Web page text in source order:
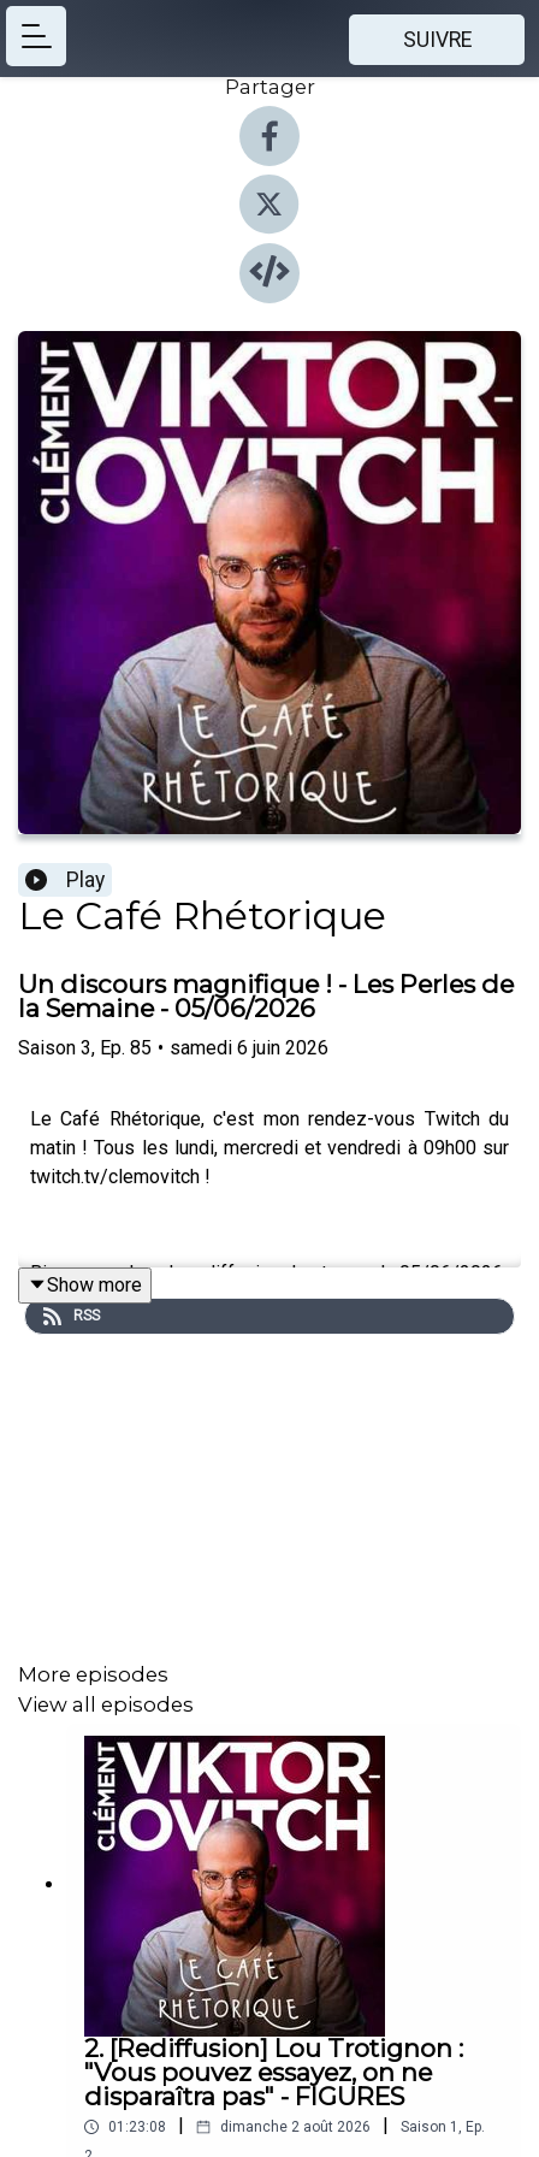
SUIVRE
Partager
Play
Le Café Rhétorique
Un discours magnifique ! - Les Perles de
la Semaine - 05/06/2026
Saison 3, Ep. 85 • samedi 6 juin 2026
Le Café Rhétorique, c'est mon rendez-vous Twitch du
matin ! Tous les lundi, mercredi et vendredi à 09h00 sur
twitch.tv/clemovitch !
Bienvenue dans la rediffusion du stream du 05/06/2026
💬 Discord : discord.gg/clemovitch-
922206054308266014
Show more
RSS
More episodes
View all episodes
2. [Rediffusion] Lou Trotignon :
"Vous pouvez essayez, on ne
disparaîtra pas" - FIGURES
01:23:08 dimanche 2 août 2026 Saison 1 , Ep.